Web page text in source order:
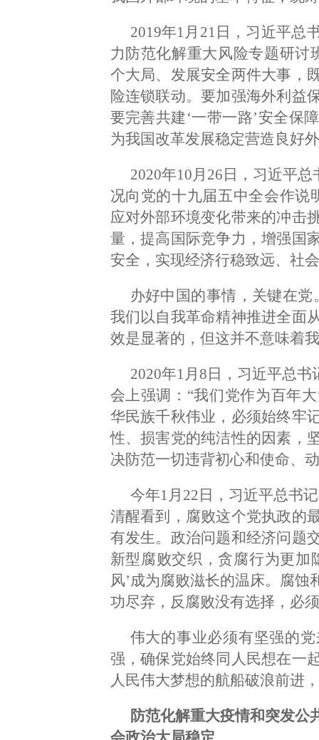
2019年1月21日，习近平总
力防范化解重大风险专题研讨
个大局、发展安全两件大事，
险连锁联动。要加强海外利益
要完善共建‘一带一路’安全保
为我国改革发展稳定营造良好
2020年10月26日，习近平
况向党的十九届五中全会作说
应对外部环境变化带来的冲击
量，提高国际竞争力，增强国
安全，实现经济行稳致远、社
办好中国的事情，关键在
我们以自我革命精神推进全面
效是显著的，但这并不意味着
2020年1月8日，习近平总
会上强调：“我们党作为百年
华民族千秋伟业，必须始终牢
性、损害党的纯洁性的因素，
决防范一切违背初心和使命、
今年1月22日，习近平总书
清醒看到，腐败这个党执政的
有发生。政治问题和经济问题
新型腐败交织，贪腐行为更加
风’成为腐败滋长的温床。腐
功尽弃，反腐败没有选择，必
伟大的事业必须有坚强的
强，确保党始终同人民想在一
人民伟大梦想的航船破浪前进
防范化解重大疫情和突发公